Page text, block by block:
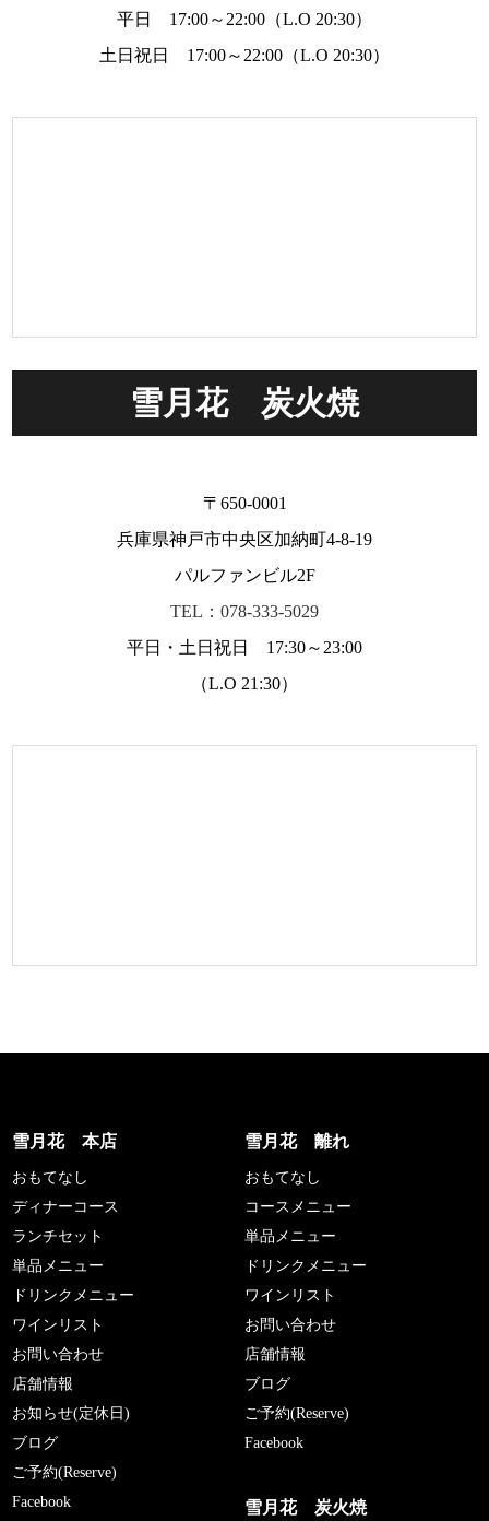
平日 17:00～22:00（L.O 20:30）
土日祝日 17:00～22:00（L.O 20:30）
雪月花 炭火焼
〒650-0001
兵庫県神戸市中央区加納町4-8-19
パルファンビル2F
TEL：078-333-5029
平日・土日祝日 17:30～23:00
（L.O 21:30）
雪月花 本店
おもてなし
ディナーコース
ランチセット
単品メニュー
ドリンクメニュー
ワインリスト
お問い合わせ
店舗情報
お知らせ(定休日)
ブログ
ご予約(Reserve)
Facebook
雪月花 離れ
おもてなし
コースメニュー
単品メニュー
ドリンクメニュー
ワインリスト
お問い合わせ
店舗情報
ブログ
ご予約(Reserve)
Facebook
雪月花 炭火焼